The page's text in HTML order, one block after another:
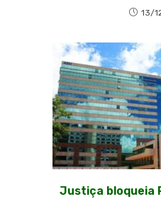
13/
Justiça bloqueia